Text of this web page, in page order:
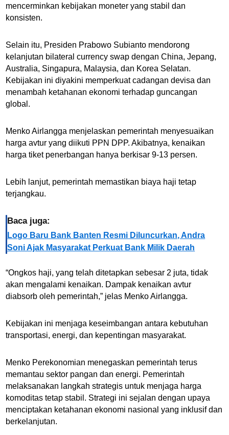
mencerminkan kebijakan moneter yang stabil dan
konsisten.
Selain itu, Presiden Prabowo Subianto mendorong
kelanjutan bilateral currency swap dengan China, Jepang,
Australia, Singapura, Malaysia, dan Korea Selatan.
Kebijakan ini diyakini memperkuat cadangan devisa dan
menambah ketahanan ekonomi terhadap guncangan
global.
Menko Airlangga menjelaskan pemerintah menyesuaikan
harga avtur yang diikuti PPN DPP. Akibatnya, kenaikan
harga tiket penerbangan hanya berkisar 9-13 persen.
Lebih lanjut, pemerintah memastikan biaya haji tetap
terjangkau.
Baca juga:
Logo Baru Bank Banten Resmi Diluncurkan, Andra
Soni Ajak Masyarakat Perkuat Bank Milik Daerah
“Ongkos haji, yang telah ditetapkan sebesar 2 juta, tidak
akan mengalami kenaikan. Dampak kenaikan avtur
diabsorb oleh pemerintah,” jelas Menko Airlangga.
Kebijakan ini menjaga keseimbangan antara kebutuhan
transportasi, energi, dan kepentingan masyarakat.
Menko Perekonomian menegaskan pemerintah terus
memantau sektor pangan dan energi. Pemerintah
melaksanakan langkah strategis untuk menjaga harga
komoditas tetap stabil. Strategi ini sejalan dengan upaya
menciptakan ketahanan ekonomi nasional yang inklusif dan
berkelanjutan.